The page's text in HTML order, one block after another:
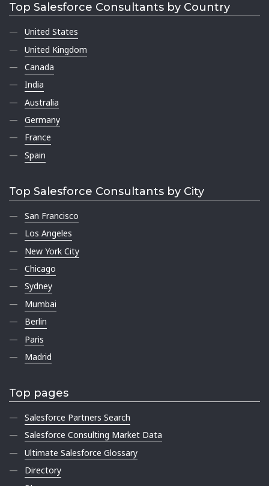
Top Salesforce Consultants by Country
United States
United Kingdom
Canada
India
Australia
Germany
France
Spain
Top Salesforce Consultants by City
San Francisco
Los Angeles
New York City
Chicago
Sydney
Mumbai
Berlin
Paris
Madrid
Top pages
Salesforce Partners Search
Salesforce Consulting Market Data
Ultimate Salesforce Glossary
Directory